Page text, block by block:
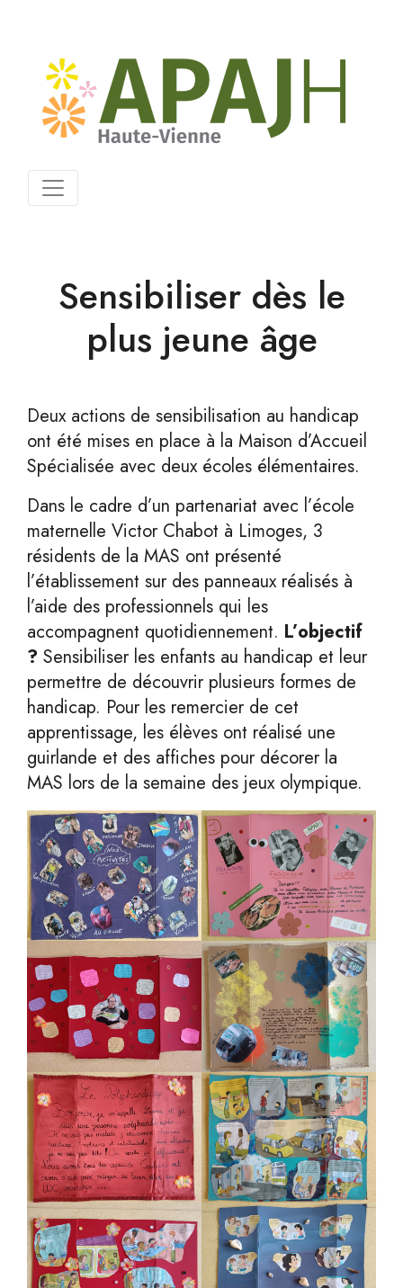
Sensibiliser dès le
plus jeune âge
Deux actions de sensibilisation au handicap
ont été mises en place à la Maison d’Accueil
Spécialisée avec deux écoles élémentaires.
Dans le cadre d’un partenariat avec l’école
maternelle Victor Chabot à Limoges, 3
résidents de la MAS ont présenté
l’établissement sur des panneaux réalisés à
l’aide des professionnels qui les
accompagnent quotidiennement. L’objectif
? Sensibiliser les enfants au handicap et leur
permettre de découvrir plusieurs formes de
handicap. Pour les remercier de cet
apprentissage, les élèves ont réalisé une
guirlande et des affiches pour décorer la
MAS lors de la semaine des jeux olympique.